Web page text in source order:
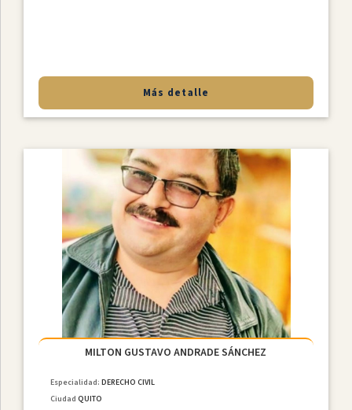
Más detalle
MILTON GUSTAVO ANDRADE SÁNCHEZ
Especialidad:DERECHO CIVIL
Ciudad QUITO